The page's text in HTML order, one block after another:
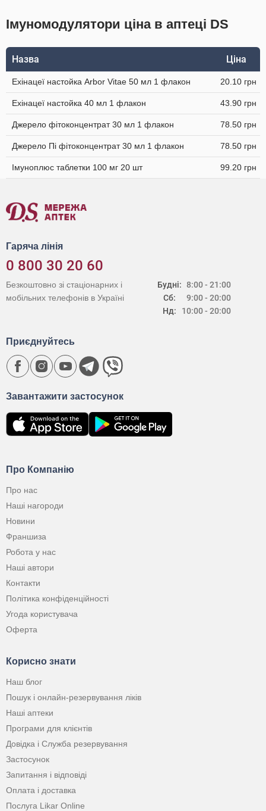
Імуномодулятори ціна в аптеці DS
Назва Ціна
Ехінацеї настойка Arbor Vitae 50 мл 1 флакон 20.10 грн
Ехінацеї настойка 40 мл 1 флакон 43.90 грн
Джерело фітоконцентрат 30 мл 1 флакон 78.50 грн
Джерело Пі фітоконцентрат 30 мл 1 флакон 78.50 грн
Імуноплюс таблетки 100 мг 20 шт 99.20 грн
Гаряча лінія
0 800 30 20 60
Будні:
Сб:
Нд:
8:00 - 21:00
9:00 - 20:00
10:00 - 20:00
Безкоштовно зі стаціонарних і
мобільних телефонів в Україні
Про Компанію
Про нас
Наші нагороди
Новини
Франшиза
Робота у нас
Наші автори
Контакти
Політика конфіденційності
Угода користувача
Оферта
Корисно знати
Наш блог
Пошук і онлайн-резервування ліків
Наші аптеки
Програми для клієнтів
Довідка і Служба резервування
Застосунок
Запитання і відповіді
Оплата і доставка
Послуга Likar Online
Завантажити застосунок
Приєднуйтесь